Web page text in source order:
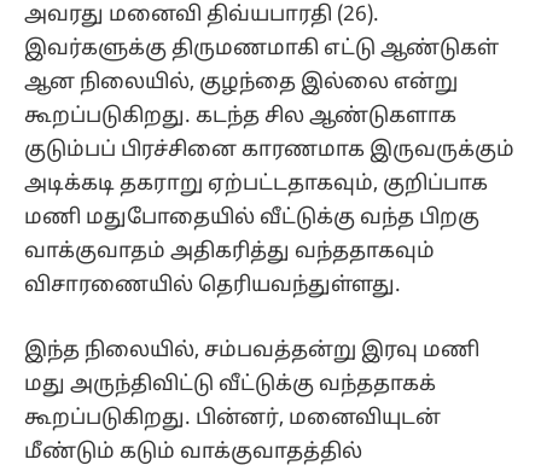
அவரது மனைவி திவ்யபாரதி (26).
இவர்களுக்கு திருமணமாகி எட்டு ஆண்டுகள்
ஆன நிலையில், குழந்தை இல்லை என்று
கூறப்படுகிறது. கடந்த சில ஆண்டுகளாக
குடும்பப் பிரச்சினை காரணமாக இருவருக்கும்
அடிக்கடி தகராறு ஏற்பட்டதாகவும், குறிப்பாக
மணி மதுபோதையில் வீட்டுக்கு வந்த பிறகு
வாக்குவாதம் அதிகரித்து வந்ததாகவும்
விசாரணையில் தெரியவந்துள்ளது.
இந்த நிலையில், சம்பவத்தன்று இரவு மணி
மது அருந்திவிட்டு வீட்டுக்கு வந்ததாகக்
கூறப்படுகிறது. பின்னர், மனைவியுடன்
மீண்டும் கடும் வாக்குவாதத்தில்